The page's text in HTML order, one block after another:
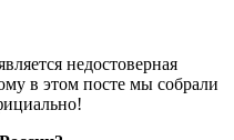
недостоверная
в этом посте мы собрали